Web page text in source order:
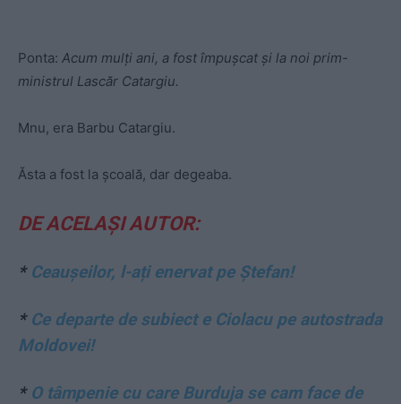
Ponta: Acum mulți ani, a fost împuşcat şi la noi prim-
ministrul Lascăr Catargiu.
Mnu, era Barbu Catargiu.
Ăsta a fost la şcoală, dar degeaba.
DE ACELAȘI AUTOR:
* Ceaușeilor, l-ați enervat pe Ștefan!
* Ce departe de subiect e Ciolacu pe autostrada
Moldovei!
* O tâmpenie cu care Burduja se cam face de